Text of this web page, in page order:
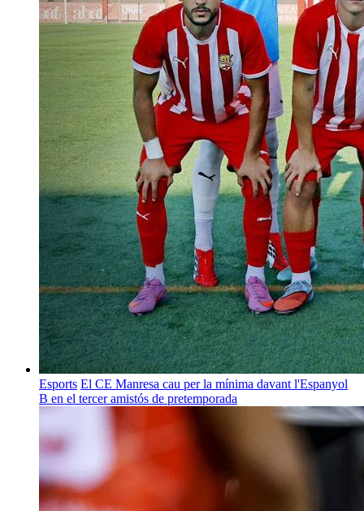
Esports El CE Manresa cau per la mínima davant l'Espanyol
B en el tercer amistós de pretemporada